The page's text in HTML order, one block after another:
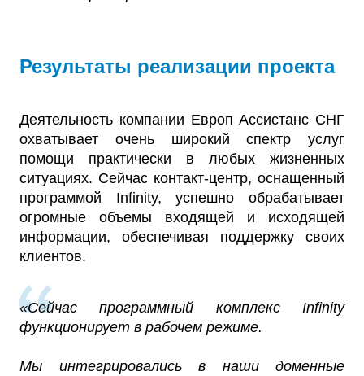
Результаты реализации проекта
Деятельность компании Европ Ассистанс СНГ
охватывает очень широкий спектр услуг
помощи практически в любых жизненных
ситуациях. Сейчас контакт-центр, оснащенный
программой Infinity, успешно обрабатывает
огромные объемы входящей и исходящей
информации, обеспечивая поддержку своих
клиентов.
«Сейчас программный комплекс Infinity
функционирует в рабочем режиме.
Мы интегрировались в наши доменные